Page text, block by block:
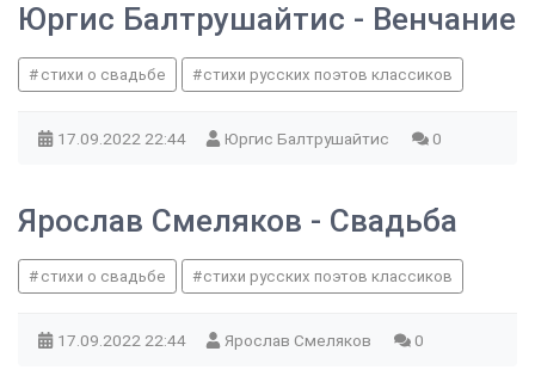
Юргис Балтрушайтис - Венчание
стихи о свадьбе стихи русских поэтов классиков
17.09.2022 22:44 Юргис Балтрушайтис 0
Ярослав Смеляков - Свадьба
стихи о свадьбе стихи русских поэтов классиков
17.09.2022 22:44 Ярослав Смеляков 0